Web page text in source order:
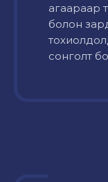
агаараар
болон
сонголт